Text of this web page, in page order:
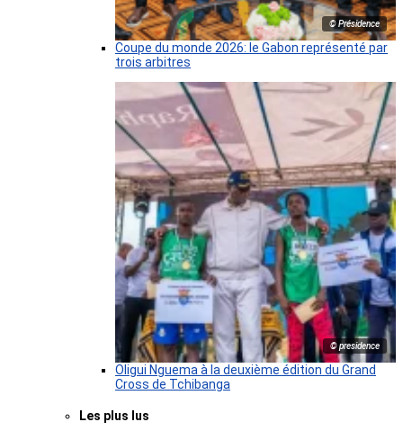
© Présidence
Coupe du monde 2026: le Gabon représenté par
trois arbitres
© presidence
Oligui Nguema à la deuxième édition du Grand
Cross de Tchibanga
Les plus lus